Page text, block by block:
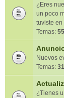
¿Eres
un poco
tuviste
Temas:
Nuevos
Temas:
¿Tienes